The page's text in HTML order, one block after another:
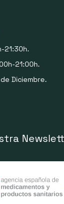
21:30h.
21:00h.
Diciembre.